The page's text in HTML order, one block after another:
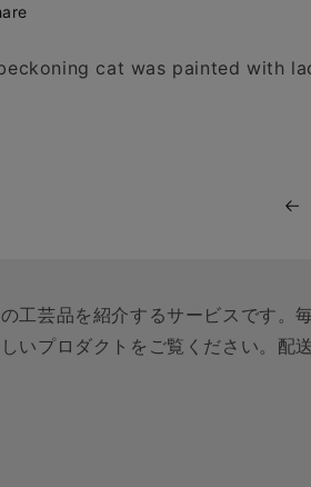
cat was painted with
工芸品を紹介するサービスです。
いプロダクトをご覧ください。配